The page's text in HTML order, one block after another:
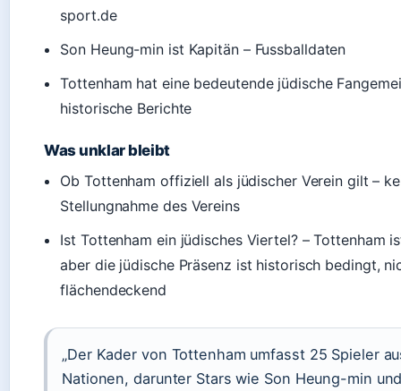
sport.de
Son Heung-min ist Kapitän – Fussballdaten
Tottenham hat eine bedeutende jüdische
historische Berichte
Was unklar bleibt
Ob Tottenham offiziell als jüdischer Verein gilt –
Stellungnahme des Vereins
Ist Tottenham ein jüdisches Viertel? – Tottenham
aber die jüdische Präsenz ist historisch bedingt,
flächendeckend
„Der Kader von Tottenham umfasst 25 Spieler
Nationen, darunter Stars wie Son Heung-min